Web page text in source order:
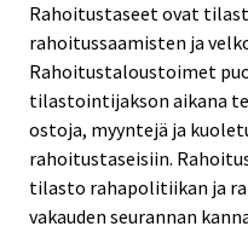
Rahoitustaseet ovat
rahoitussaamisten ja
Rahoitustaloustoimet
tilastointijakson aikana
ostoja, myyntejä ja
rahoitustaseisiin.
tilasto rahapolitiikan ja
vakauden seurannan